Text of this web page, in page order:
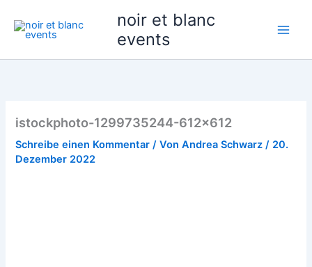
Inhalt
springen
noir et blanc
events
istockphoto-1299735244-612×612
Schreibe einen Kommentar / VonAndrea Schwarz/ 20.
Dezember 2022